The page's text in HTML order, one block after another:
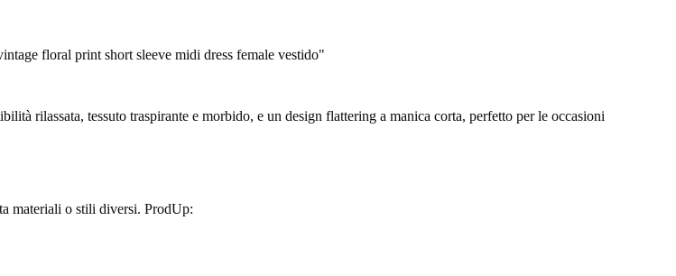
floral print short sleeve midi dress female vestido"
rilassata, tessuto traspirante e morbido, e un design flattering a manica corta, perfetto per le occasioni
materiali o stili diversi. ProdUp: